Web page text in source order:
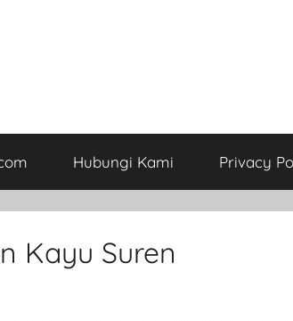
Hubungi Kami Privacy
Kayu Suren